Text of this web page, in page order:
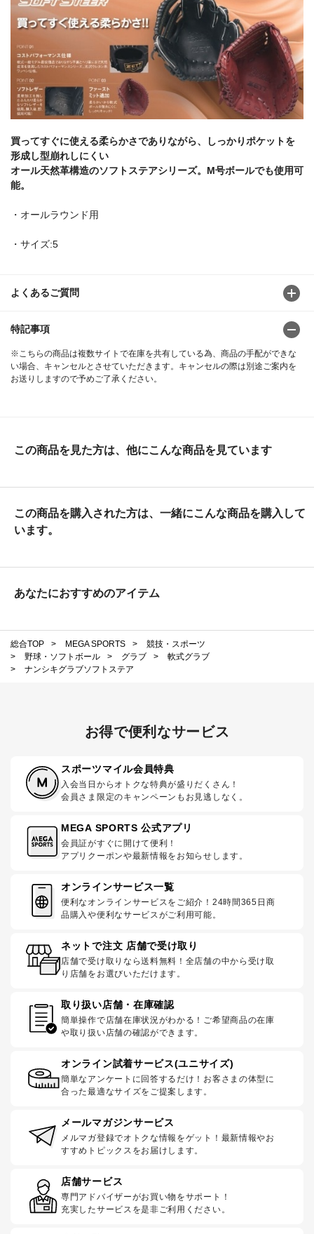
買ってすぐに使える柔らかさでありながら、しっかりポケットを
形成し型崩れしにくい
オール天然革構造のソフトステアシリーズ。M号ボールでも使用可
能。
・オールラウンド用
・サイズ:5
よくあるご質問
特記事項
※こちらの商品は複数サイトで在庫を共有している為、商品の手配ができな
い場合、キャンセルとさせていただきます。キャンセルの際は別途ご案内を
お送りしますので予めご了承ください。
この商品を見た方は、他にこんな商品を見ています
この商品を購入された方は、一緒にこんな商品を購入して
います。
あなたにおすすめのアイテム
総合TOP > MEGA SPORTS >
競技・スポーツ
>
野球・ソフトボール > グラブ >
軟式グラブ
>
ナンシキグラブソフトステア
お得で便利なサービス
スポーツマイル会員特典
入会当日からオトクな特典が盛りだくさん！
会員さま限定のキャンペーンもお見逃しなく。
MEGA SPORTS 公式アプリ
会員証がすぐに開けて便利！
アプリクーポンや最新情報をお知らせします。
オンラインサービス一覧
便利なオンラインサービスをご紹介！24時間365日商
品購入や便利なサービスがご利用可能。
ネットで注文 店舗で受け取り
店舗で受け取りなら送料無料！全店舗の中から受け取
り店舗をお選びいただけます。
取り扱い店舗・在庫確認
簡単操作で店舗在庫状況がわかる！ご希望商品の在庫
や取り扱い店舗の確認ができます。
オンライン試着サービス(ユニサイズ)
簡単なアンケートに回答するだけ！お客さまの体型に
合った最適なサイズをご提案します。
メールマガジンサービス
メルマガ登録でオトクな情報をゲット！最新情報やお
すすめトピックスをお届けします。
店舗サービス
専門アドバイザーがお買い物をサポート！
充実したサービスを是非ご利用ください。